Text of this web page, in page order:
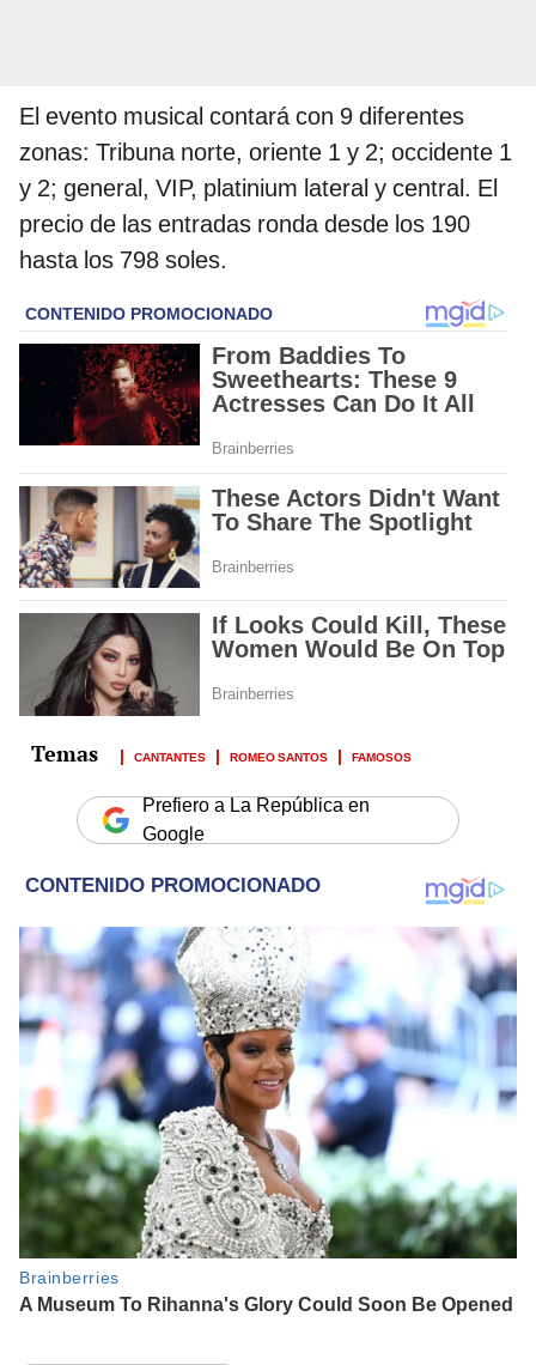
El evento musical contará con 9 diferentes
zonas: Tribuna norte, oriente 1 y 2; occidente 1
y 2; general, VIP, platinium lateral y central. El
precio de las entradas ronda desde los 190
hasta los 798 soles.
CANTANTES ROMEO SANTOS FAMOSOS
Prefiero a La República en
Google